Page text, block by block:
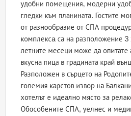
удобни помещения, модерни
гледки към планината. Гостите
от разнообразие от СПА
комплексa са на разположение 3
летните месеци може да опитате
вкусна пица в градината край
Разположен в сърцето на
големия карстов извор на
хотелът е идеално място за
Обособените СПА, уелнес и